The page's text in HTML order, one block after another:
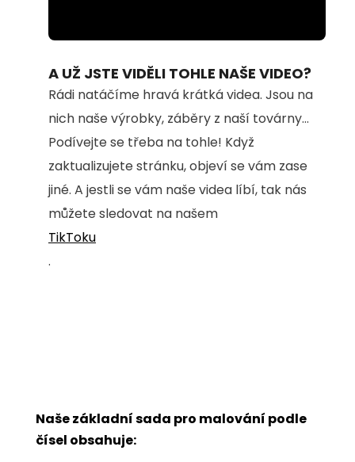
59.47%
A UŽ JSTE VIDĚLI TOHLE NAŠE VIDEO?
Rádi natáčíme hravá krátká videa. Jsou na
nich naše výrobky, záběry z naší továrny...
Podívejte se třeba na tohle! Když
zaktualizujete stránku, objeví se vám zase
jiné. A jestli se vám naše videa líbí, tak nás
můžete sledovat na našem
TikToku
.
Naše základní sada pro malování podle
čísel obsahuje: